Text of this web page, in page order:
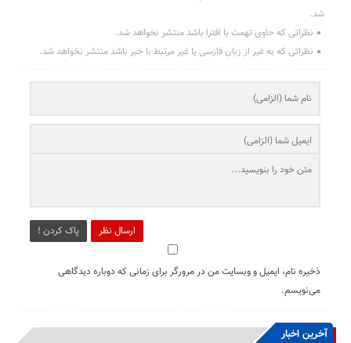
شد.
نظراتی که حاوی تهمت یا افترا باشد منتشر نخواهد شد.
نظراتی که به غیر از زبان فارسی یا غیر مرتبط با خبر باشد منتشر نخواهد شد.
ارسال نظر پاک کردن !
ذخیره نام، ایمیل و وبسایت من در مرورگر برای زمانی که دوباره دیدگاهی
می‌نویسم.
آخرین اخبار